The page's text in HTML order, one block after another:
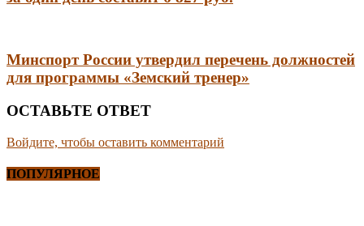
Минспорт России утвердил перечень должностей
для программы «Земский тренер»
ОСТАВЬТЕ ОТВЕТ
Войдите, чтобы оставить комментарий
ПОПУЛЯРНОЕ